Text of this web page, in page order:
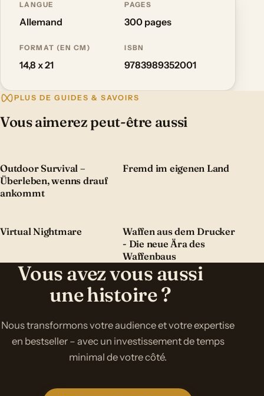
LANGUE
Allemand
PAGES
300 pages
FORMAT (EN CM)
14,8 x 21
ISBN
9783989352001
PLUS DE GUIDES & SAVOIRS
Vous aimerez peut-être aussi
Outdoor Survival –
Überleben, wenns drauf
ankommt
Fremd im eigenen Land
Virtual Nightmare
Waffen aus dem Drucker
- Die neue Ära des
Waffenbaus
Vous avez vous aussi
une histoire ?
Nous transformons votre audience et votre expertise
en bestseller – avec un investissement de temps
minimal de votre côté.